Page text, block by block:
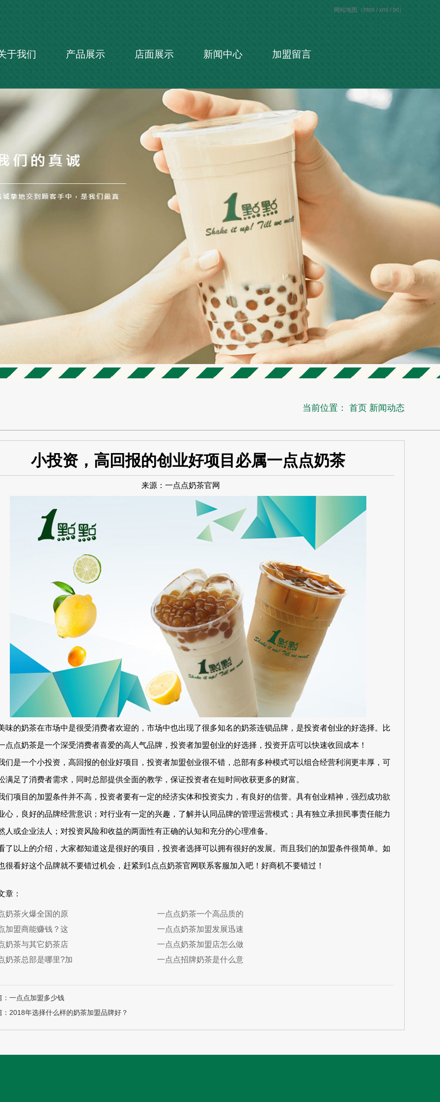
网站地图（ html / xml / txt）
于我们 产品展示 店面展示 新闻中心 加盟留言
当前位置： 首页 新闻动态
小投资，高回报的创业好项目必属一点点奶茶
来源： 一点点奶茶官网
味的奶茶在市场中是很受消费者欢迎的，市场中也出现了很多知名的奶茶连锁品牌，是投资者创业的好选择。比
点点奶茶是一个深受消费者喜爱的高人气品牌，投资者加盟创业的好选择，投资开店可以快速收回成本！
们是一个小投资，高回报的创业好项目，投资者加盟创业很不错，总部有多种模式可以组合经营利润更丰厚，可
满足了消费者需求，同时总部提供全面的教学，保证投资者在短时间收获更多的财富。
们项目的加盟条件并不高，投资者要有一定的经济实体和投资实力，有良好的信誉。具有创业精神，强烈成功欲
心，良好的品牌经营意识；对行业有一定的兴趣，了解并认同品牌的管理运营模式；具有独立承担民事责任能力
人或企业法人；对投资风险和收益的两面性有正确的认知和充分的心理准备。
了以上的介绍，大家都知道这是很好的项目，投资者选择可以拥有很好的发展。而且我们的加盟条件很简单。如
很看好这个品牌就不要错过机会，赶紧到1点点奶茶官网联系客服加入吧！好商机不要错过！
章：
奶茶火爆全国的原
一点点奶茶一个高品质的
加盟商能赚钱？这
一点点奶茶加盟发展迅速
奶茶与其它奶茶店
一点点奶茶加盟店怎么做
奶茶总部是哪里?加
一点点招牌奶茶是什么意
：一点点加盟多少钱
：2018年选择什么样的奶茶加盟品牌好？